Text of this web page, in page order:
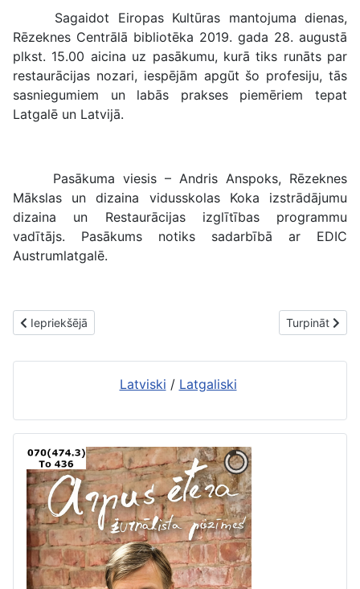
Sagaidot Eiropas Kultūras mantojuma dienas,
Rēzeknes Centrālā bibliotēka 2019. gada 28. augustā
plkst. 15.00 aicina uz pasākumu, kurā tiks runāts par
restaurācijas nozari, iespējām apgūt šo profesiju, tās
sasniegumiem un labās prakses piemēriem tepat
Latgalē un Latvijā.
Pasākuma viesis – Andris Anspoks, Rēzeknes
Mākslas un dizaina vidusskolas Koka izstrādājumu
dizaina un Restaurācijas izglītības programmu
vadītājs. Pasākums notiks sadarbībā ar EDIC
Austrumlatgalē.
Iepriekšējais raksts: Foto&velo ekspedīcija pa Rēzekni
Iepriekšējā Nākamais
Turpināt
Latviski / Latgaliski